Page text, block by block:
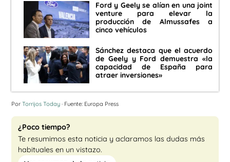
Ford y Geely se alían en una joint
venture para elevar la
producción de Almussafes a
cinco vehículos
Sánchez destaca que el acuerdo
de Geely y Ford demuestra «la
capacidad de España para
atraer inversiones»
Por Torrijos Today · Fuente: Europa Press
¿Poco tiempo?
Te resumimos esta noticia y aclaramos las dudas más
habituales en un vistazo.